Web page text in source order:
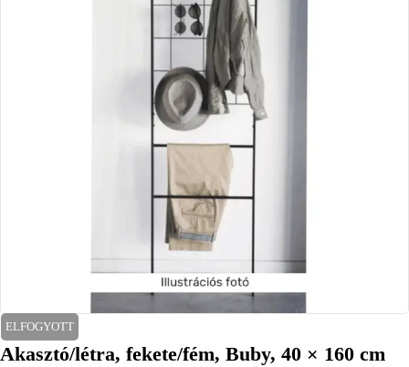
ELFOGYOTT
Akasztó/létra, fekete/fém, Buby, 40 × 160 cm